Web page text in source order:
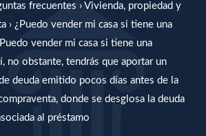
frecuentes › Vivienda, propiedad y
› ¿Puedo vender mi casa si tiene una
vender mi casa si tiene una
no obstante, tendrás que aportar un
deuda emitido pocos días antes de la
donde se desglosa la deuda
al préstamo